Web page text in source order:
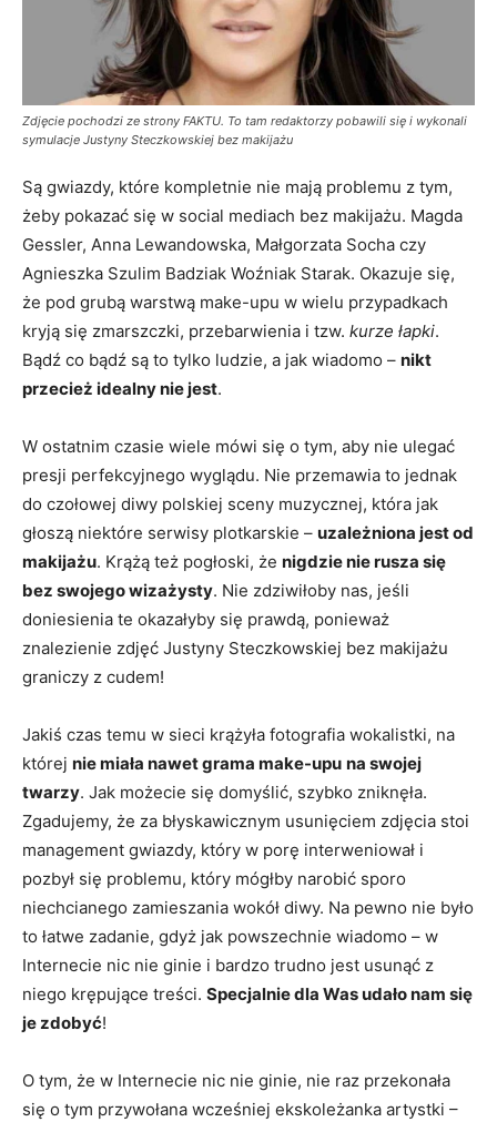
Zdjęcie pochodzi ze strony FAKTU. To tam redaktorzy pobawili się i wykonali
symulacje Justyny Steczkowskiej bez makijażu
Są gwiazdy, które kompletnie nie mają problemu z tym,
żeby pokazać się w social mediach bez makijażu. Magda
Gessler, Anna Lewandowska, Małgorzata Socha czy
Agnieszka Szulim Badziak Woźniak Starak. Okazuje się,
że pod grubą warstwą make-upu w wielu przypadkach
kryją się zmarszczki, przebarwienia i tzw. kurze łapki.
Bądź co bądź są to tylko ludzie, a jak wiadomo – nikt
przecież idealny nie jest.
W ostatnim czasie wiele mówi się o tym, aby nie ulegać
presji perfekcyjnego wyglądu. Nie przemawia to jednak
do czołowej diwy polskiej sceny muzycznej, która jak
głoszą niektóre serwisy plotkarskie – uzależniona jest od
makijażu. Krążą też pogłoski, że nigdzie nie rusza się
bez swojego wizażysty. Nie zdziwiłoby nas, jeśli
doniesienia te okazałyby się prawdą, ponieważ
znalezienie zdjęć Justyny Steczkowskiej bez makijażu
graniczy z cudem!
Jakiś czas temu w sieci krążyła fotografia wokalistki, na
której nie miała nawet grama make-upu na swojej
twarzy. Jak możecie się domyślić, szybko zniknęła.
Zgadujemy, że za błyskawicznym usunięciem zdjęcia stoi
management gwiazdy, który w porę interweniował i
pozbył się problemu, który mógłby narobić sporo
niechcianego zamieszania wokół diwy. Na pewno nie było
to łatwe zadanie, gdyż jak powszechnie wiadomo – w
Internecie nic nie ginie i bardzo trudno jest usunąć z
niego krępujące treści. Specjalnie dla Was udało nam się
je zdobyć!
O tym, że w Internecie nic nie ginie, nie raz przekonała
się o tym przywołana wcześniej ekskoleżanka artystki –